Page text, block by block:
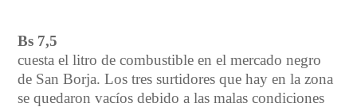
Bs 7,5
cuesta el litro de combustible en el mercado negro
de San Borja. Los tres surtidores que hay en la zona
se quedaron vacíos debido a las malas condiciones